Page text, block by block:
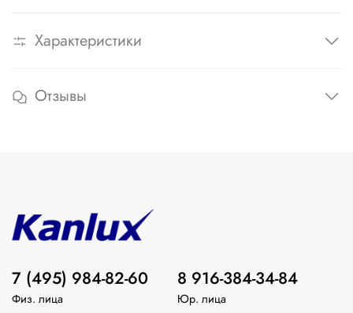
Характеристики
Отзывы
7 (495) 984-82-60
Физ. лица
8 916-384-34-84
Юр. лица